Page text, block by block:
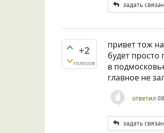
задать
+2
голосов
привет тож
будет
в
главное не
ответил
задать